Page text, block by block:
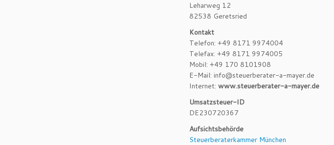
Leharweg 12
82538 Geretsried
Kontakt
Telefon: +49 8171 9974004
Telefax: +49 8171 9974005
Mobil: +49 170 8101908
E-Mail: info@steuerberater-a-mayer.de
Internet: www.steuerberater-a-mayer.de
Umsatzsteuer-ID
DE230720367
Aufsichtsbehörde
Steuerberaterkammer München